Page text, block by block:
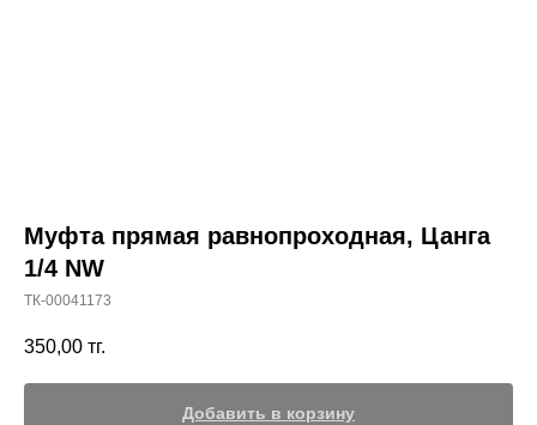
Муфта прямая равнопроходная, Цанга
1/4 NW
ТК-00041173
350,00 тг.
Добавить в корзину